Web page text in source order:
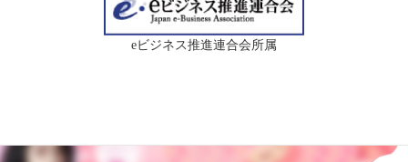
eビジネス推進連合会所属